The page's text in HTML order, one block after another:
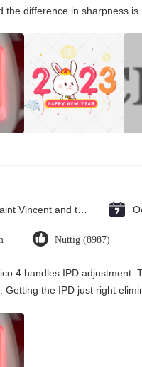
the difference in sharpness is
Nuttig (8987)
4 handles IPD adjustment.
Getting the IPD just right